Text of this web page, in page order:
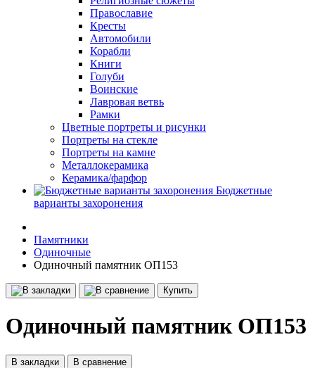
Православие
Кресты
Автомобили
Корабли
Книги
Голуби
Воинские
Лавровая ветвь
Рамки
Цветные портреты и рисунки
Портреты на стекле
Портреты на камне
Металлокерамика
Керамика/фарфор
Бюджетные
варианты захоронения
Памятники
Одиночные
Одиночный памятник ОП153
Купить
Одиночный памятник ОП153
В закладки В сравнение